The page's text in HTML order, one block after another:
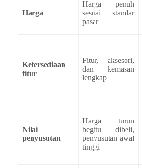
Harga
Harga penuh
sesuai standar
pasar
Ketersediaan
fitur
Fitur, aksesori,
dan kemasan
lengkap
Nilai
penyusutan
Harga turun
begitu dibeli,
penyusutan awal
tinggi